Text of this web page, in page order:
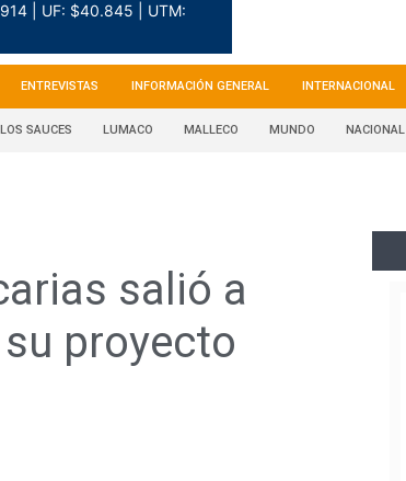
| UF: $40.845 | UTM:
ENTREVISTAS INFORMACIÓN GENERAL INTERNACIONAL
LOS SAUCES LUMACO MALLECO MUNDO NACIONAL
salió a
proyecto